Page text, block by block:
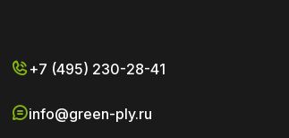
+7 (495) 230-28-41
info@green-ply.ru